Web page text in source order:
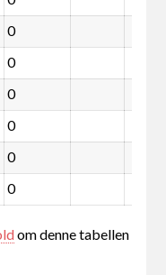
0
0
0
0
0
0
om denne tabellen